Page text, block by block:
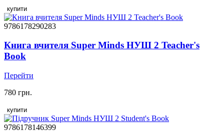
купити
9786178290283
Книга вчителя Super Minds НУШ 2 Teacher's
Book
Перейти
780 грн.
купити
9786178146399